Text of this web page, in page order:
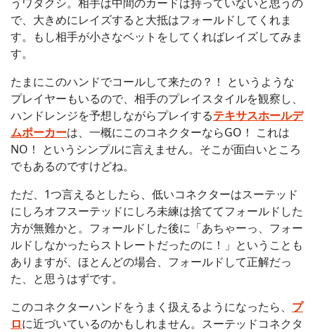
で、大きめにレイズすると大抵はフォールドしてくれま
す。もし相手が小さなベットをしてくればレイズしてみま
す。
たまにこのハンドでコールして来たの？！ というような
プレイヤーもいるので、相手のプレイスタイルを観察し、
ハンドレンジを予想しながらプレイするテキサスホールデ
ムポーカーは、一概にこのコネクターならGO！ これは
NO！ というシンプルに言えません。そこが面白いところ
でもあるのですけどね。
ただ、1つ言えるとしたら、低いコネクターはスーテッド
にしろオフスーテッドにしろ未練は捨ててフォールドした
方が無難かと。フォールドした後に「あちゃーっ、フォー
ルドしなかったらストレートだったのに！」ということも
ありますが、ほとんどの場合、フォールドして正解だっ
た、と思うはずです。
このコネクターハンドをうまく扱えるようになったら、 プ
ロに近づいているのかもしれません。スーテッドコネクタ